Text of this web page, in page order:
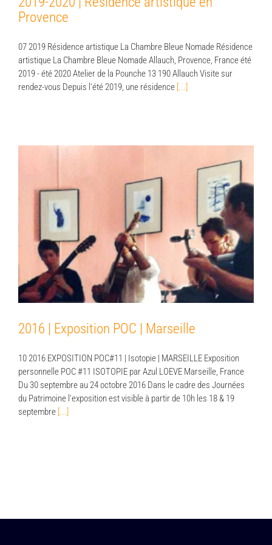
Provence
07 2019 Résidence artistique La Chambre Bleue Nomade Résidence
artistique La Chambre Bleue Nomade Allauch, Provence, France été
2019 - été 2020 Atelier de la Pounche 13 190 Allauch Visite sur
rendez-vous Depuis l'été 2019, une résidence [...]
2016 | Exposition POC | Marseille
2016 | Exposition POC | Marseille
10 2016 EXPOSITION POC#11 | Isotopie | MARSEILLE Exposition
personnelle POC #11 ISOTOPIE par Azul LOEVE Marseille, France
Du 30 septembre au 24 octobre 2016 Dans le cadre des Journées
du Patrimoine l'exposition est visible à partir de 10h les 18 & 19
septembre [...]